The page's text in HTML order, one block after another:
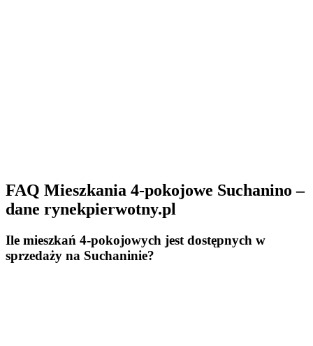
FAQ Mieszkania 4-pokojowe Suchanino –
dane rynekpierwotny.pl
Ile mieszkań 4-pokojowych jest dostępnych w
sprzedaży na Suchaninie?